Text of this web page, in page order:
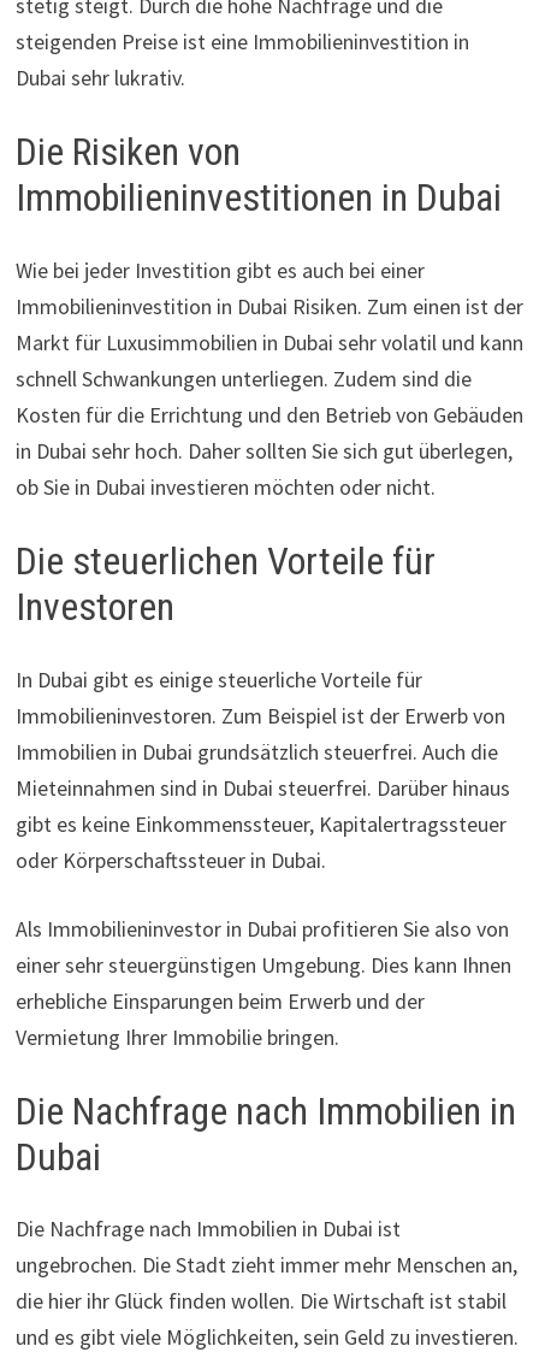
stetig steigt. Durch die hohe Nachfrage und die
steigenden Preise ist eine Immobilieninvestition in
Dubai sehr lukrativ.
Die Risiken von
Immobilieninvestitionen in Dubai
Wie bei jeder Investition gibt es auch bei einer
Immobilieninvestition in Dubai Risiken. Zum einen ist der
Markt für Luxusimmobilien in Dubai sehr volatil und kann
schnell Schwankungen unterliegen. Zudem sind die
Kosten für die Errichtung und den Betrieb von Gebäuden
in Dubai sehr hoch. Daher sollten Sie sich gut überlegen,
ob Sie in Dubai investieren möchten oder nicht.
Die steuerlichen Vorteile für
Investoren
In Dubai gibt es einige steuerliche Vorteile für
Immobilieninvestoren. Zum Beispiel ist der Erwerb von
Immobilien in Dubai grundsätzlich steuerfrei. Auch die
Mieteinnahmen sind in Dubai steuerfrei. Darüber hinaus
gibt es keine Einkommenssteuer, Kapitalertragssteuer
oder Körperschaftssteuer in Dubai.
Als Immobilieninvestor in Dubai profitieren Sie also von
einer sehr steuergünstigen Umgebung. Dies kann Ihnen
erhebliche Einsparungen beim Erwerb und der
Vermietung Ihrer Immobilie bringen.
Die Nachfrage nach Immobilien in
Dubai
Die Nachfrage nach Immobilien in Dubai ist
ungebrochen. Die Stadt zieht immer mehr Menschen an,
die hier ihr Glück finden wollen. Die Wirtschaft ist stabil
und es gibt viele Möglichkeiten, sein Geld zu investieren.